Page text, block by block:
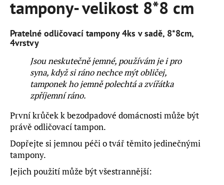
tampony- velikost 8*8 cm
Pratelné odličovací tampony 4ks v sadě, 8*8cm,
4vrstvy
Jsou neskutečně jemné, používám je i pro
syna, když si ráno nechce mýt obličej,
tamponek ho jemně polechtá a zvířátka
zpříjemní ráno.
První krůček k bezodpadové domácnosti může být
právě odličovací tampon.
Dopřejte si jemnou péči o tvář těmito jedinečnými
tampony.
Jejich použití může být všestrannější:
a
í
HLEDAT
D
o